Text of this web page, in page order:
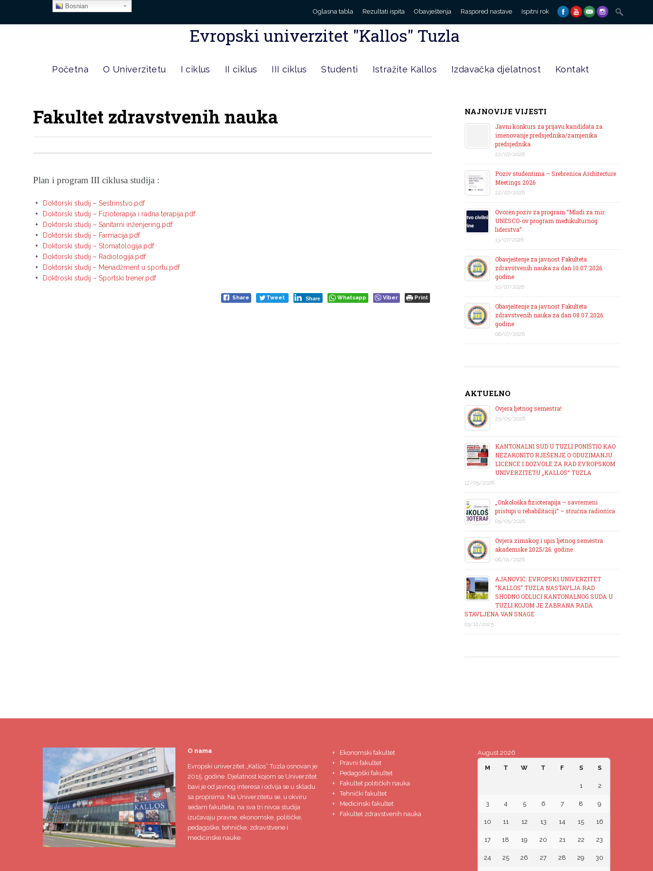
Oglasna tabla Rezultati ispita Obavještenja Raspored nastave Ispitni rok
Search
for:
Evropski univerzitet "Kallos" Tuzla
Početna O Univerzitetu I ciklus II ciklus III ciklus Studenti Istražite Kallos Izdavačka djelatnost Kontakt
Fakultet zdravstvenih nauka
Plan i program III ciklusa studija :
Doktorski studij – Sestrinstvo.pdf
Doktorski studij – Fizioterapija i radna terapija.pdf
Doktorski studij – Sanitarni inženjering.pdf
Doktorski studij – Farmacija.pdf
Doktorski studij – Stomatologija.pdf
Doktorski studij – Radiologija.pdf
Doktorski studij – Menadžment u sportu.pdf
Doktroski studij – Sportski trener.pdf
Share Tweet Share Whatsapp Viber Print
NAJNOVIJE VIJESTI
Javni konkurs za prijavu kandidata za
imenovanje predsjednika/zamjenika
predsjednika
22/07/2026
Poziv studentima – Srebrenica Architecture
Meetings 2026
22/07/2026
Ovoren poziv za program “Mladi za mir:
UNESCO-ov program međukulturnog
liderstva”
13/07/2026
Obavještenje za javnost Fakulteta
zdravstvenih nauka za dan 10.07.2026.
godine
10/07/2026
Obavještenje za javnost Fakulteta
zdravstvenih nauka za dan 08.07.2026.
godine
08/07/2026
AKTUELNO
Ovjera ljetnog semestra!
25/05/2026
KANTONALNI SUD U TUZLI PONIŠTIO KAO
NEZAKONITO RJEŠENJE O ODUZIMANJU
LICENCE I DOZVOLE ZA RAD EVROPSKOM
UNIVERZITETU „KALLOS“ TUZLA
12/05/2026
„Onkološka fizioterapija – savremeni
pristupi u rehabilitaciji“ – stručna radionica
05/05/2026
Ovjera zimskog i upis ljetnog semestra
akademske 2025/26. godine
06/01/2026
AJANOVIĆ: EVROPSKI UNIVERZITET
“KALLOS” TUZLA NASTAVLJA RAD
SHODNO ODLUCI KANTONALNOG SUDA U
TUZLI KOJOM JE ZABRANA RADA
STAVLJENA VAN SNAGE
03/12/2025
O nama
Evropski univerzitet „Kallos“ Tuzlaosnovan je
2015. godine. Djelatnost kojom se Univerzitet
bavi je od javnog interesa i odvija se u skladu
sa propisima. Na Univerzitetu se, u okviru
sedam fakulteta, na sva tri nivoa studija
izučavaju pravne, ekonomske, političke,
pedagoške, tehničke, zdravstvene i
medicinske nauke.
Ekonomski fakultet
Pravni fakultet
Pedagoški fakultet
Fakultet političkih nauka
Tehnički fakultet
Medicinski fakultet
Fakultet zdravstvenih nauka
August 2026
M T W T F S S
1 2
3 4 5 6 7 8 9
10 11 12 13 14 15 16
17 18 19 20 21 22 23
24 25 26 27 28 29 30
Bosnian